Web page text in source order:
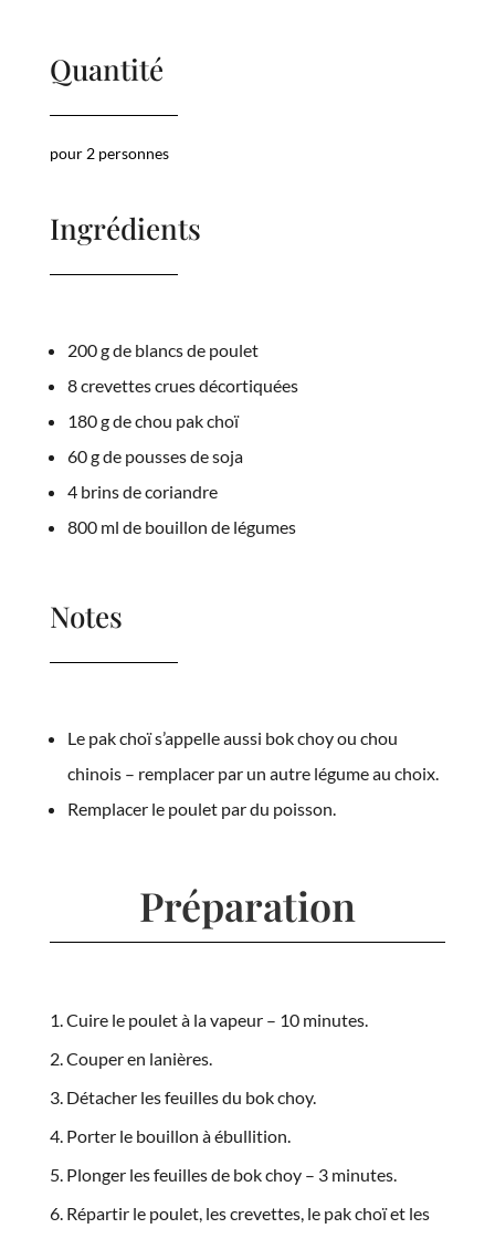
Quantité
pour 2 personnes
Ingrédients
200 g de blancs de poulet
8 crevettes crues décortiquées
180 g de chou pak choï
60 g de pousses de soja
4 brins de coriandre
800 ml de bouillon de légumes
Notes
Le pak choï s’appelle aussi bok choy ou chou
chinois – remplacer par un autre légume au choix.
Remplacer le poulet par du poisson.
Préparation
Cuire le poulet à la vapeur – 10 minutes.
Couper en lanières.
Détacher les feuilles du bok choy.
Porter le bouillon à ébullition.
Plonger les feuilles de bok choy – 3 minutes.
Répartir le poulet, les crevettes, le pak choï et les